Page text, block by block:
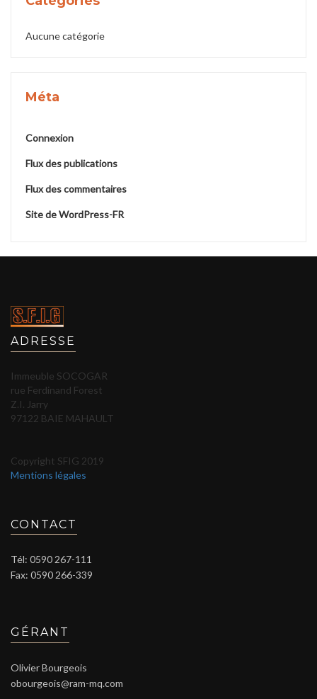
Aucune catégorie
Méta
Connexion
Flux des publications
Flux des commentaires
Site de WordPress-FR
ADRESSE
Immeuble SOCOGAR
rue Ferdinand Forest
Z.I. Jarry
97122 BAIE MAHAULT
Copyright SFIG 2019
Mentions légales
CONTACT
Tél: 0590 267-111
Fax: 0590 266-339
GÉRANT
Olivier Bourgeois
obourgeois@ram-mq.com